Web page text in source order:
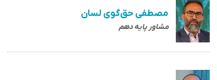
مصطفی حق‌گوی لسان
مشاور پایه دهم